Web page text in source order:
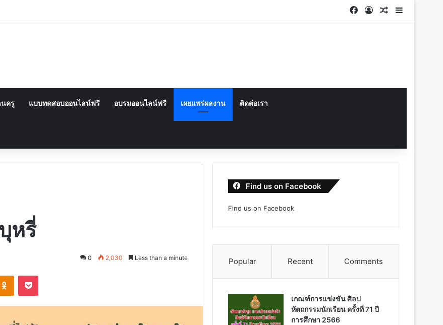
Facebook
Log InRandom
Sidebar
นครู แบบทดสอบออนไลน์ฟรี อบรมออนไลน์ฟรี เผยแพร่ผลงาน ติดต่อเรา
หรี่
0 2,030 Less than a minute
Odnoklassniki
Pocket
Find us on Facebook
Find us on Facebook
Popular Recent Comments
เกณฑ์การแข่งขัน ศิลป
หัตถกรรมนักเรียน ครั้งที่ 71 ปี
การศึกษา 2566